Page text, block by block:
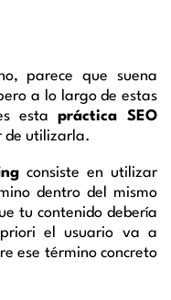
parece que suena
a lo largo de estas
esta práctica SEO
de utilizarla.
consiste en utilizar
dentro del mismo
tu contenido debería
el usuario va a
ese término concreto